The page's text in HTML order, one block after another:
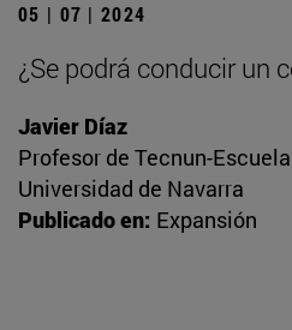
05 | 07 | 2024
¿Se podrá conducir un
Javier Díaz
Profesor de Tecnun-
Universidad de Navarra
Publicado en: Expansión